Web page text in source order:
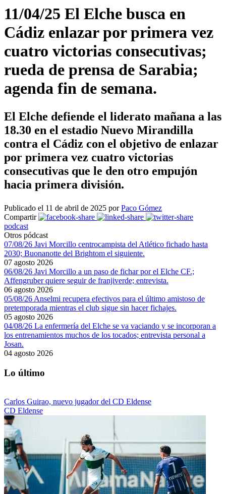
11/04/25 El Elche busca en
Cádiz enlazar por primera vez
cuatro victorias consecutivas;
rueda de prensa de Sarabia;
agenda fin de semana.
El Elche defiende el liderato mañana a las
18.30 en el estadio Nuevo Mirandilla
contra el Cádiz con el objetivo de enlazar
por primera vez cuatro victorias
consecutivas que le den otro empujón
hacia primera división.
Publicado el 11 de abril de 2025 porPaco Gómez
Compartir
podcast
Otros pódcast
07/08/26 Javi Morcillo centrocampista del Atlético fichado hasta
2030; Buonanotte del Brightom el siguiente.
07 agosto 2026
06/08/26 Javi Morcillo a un paso de fichar por el Elche CF.;
Affengruber quiere seguir de franjiverde; entrevista.
06 agosto 2026
05/08/26 Anselmi recupera efectivos para el último amistoso de
pretemporada mientras el club sigue sin hacer fichajes.
05 agosto 2026
04/08/26 La enfermería del Elche se va vaciando y se incorporan a
los entrenamientos muchos de los tocados; entrevista personal a
Josan.
04 agosto 2026
Lo último
Carlos Guirao, nuevo jugador del CD Eldense
CD Eldense